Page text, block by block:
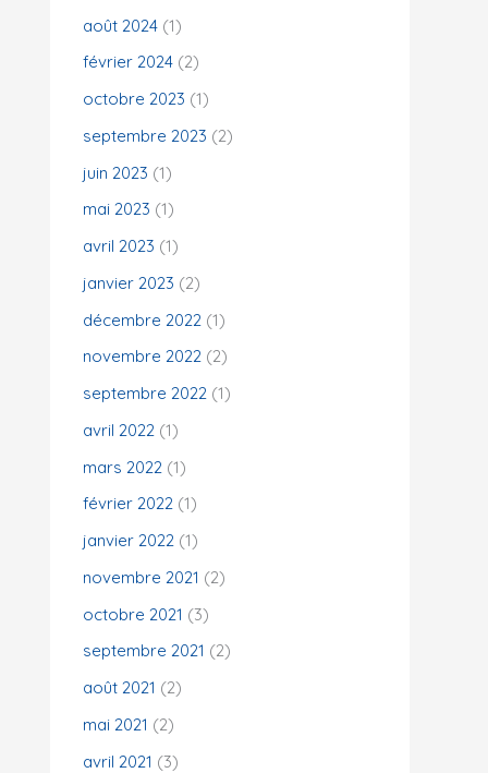
août 2024 (1)
février 2024 (2)
octobre 2023 (1)
septembre 2023 (2)
juin 2023 (1)
mai 2023 (1)
avril 2023 (1)
janvier 2023 (2)
décembre 2022 (1)
novembre 2022 (2)
septembre 2022 (1)
avril 2022 (1)
mars 2022 (1)
février 2022 (1)
janvier 2022 (1)
novembre 2021 (2)
octobre 2021 (3)
septembre 2021 (2)
août 2021 (2)
mai 2021 (2)
avril 2021 (3)